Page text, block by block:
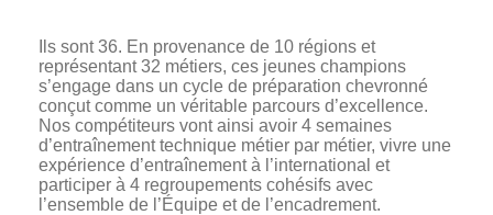
Ils sont 36. En provenance de 10 régions et
représentant 32 métiers, ces jeunes champions
s’engage dans un cycle de préparation chevronné
conçut comme un véritable parcours d’excellence.
Nos compétiteurs vont ainsi avoir 4 semaines
d’entraînement technique métier par métier, vivre une
expérience d’entraînement à l’international et
participer à 4 regroupements cohésifs avec
l’ensemble de l’Équipe et de l’encadrement.